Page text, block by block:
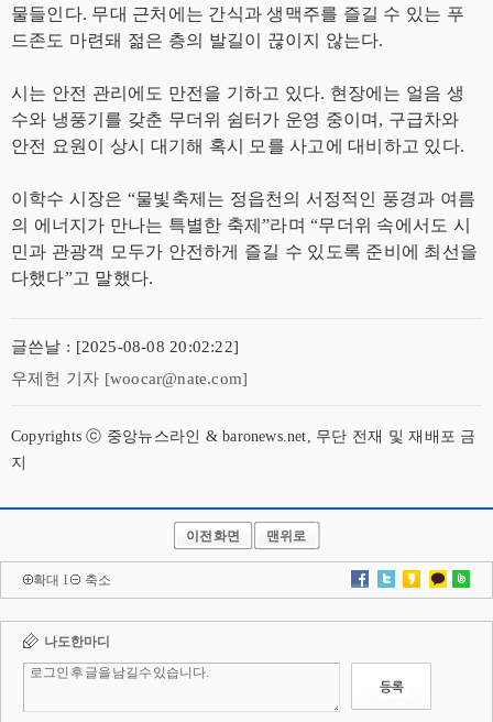
물들인다. 무대 근처에는 간식과 생맥주를 즐길 수 있는 푸
드존도 마련돼 젊은 층의 발길이 끊이지 않는다.
시는 안전 관리에도 만전을 기하고 있다. 현장에는 얼음 생
수와 냉풍기를 갖춘 무더위 쉼터가 운영 중이며, 구급차와
안전 요원이 상시 대기해 혹시 모를 사고에 대비하고 있다.
이학수 시장은 “물빛축제는 정읍천의 서정적인 풍경과 여름
의 에너지가 만나는 특별한 축제”라며 “무더위 속에서도 시
민과 관광객 모두가 안전하게 즐길 수 있도록 준비에 최선을
다했다”고 말했다.
글쓴날 : [2025-08-08 20:02:22]
우제헌 기자 [woocar@nate.com]
Copyrights ⓒ 중앙뉴스라인 & baronews.net, 무단 전재 및 재배포 금
지
이전화면 맨위로
확대 l 축소